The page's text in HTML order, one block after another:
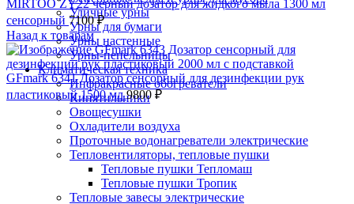
Уличные урны
Урны для бумаги
Урны настенные
Урны-пепельницы
Климатическая техника
Инфракрасные обогреватели
Кипятильники
Овощесушки
Охладители воздуха
Проточные водонагреватели электрические
Тепловентиляторы, тепловые пушки
Тепловые пушки Тепломаш
Тепловые пушки Тропик
Тепловые завесы электрические
MIRTOO ZY22 черный дозатор для жидкого мыла 1300 мл
сенсорный 7100₽
Назад к товарам
GFmark 6341 Дозатор сенсорный для дезинфекции рук
пластиковый 1500 мл9800 ₽